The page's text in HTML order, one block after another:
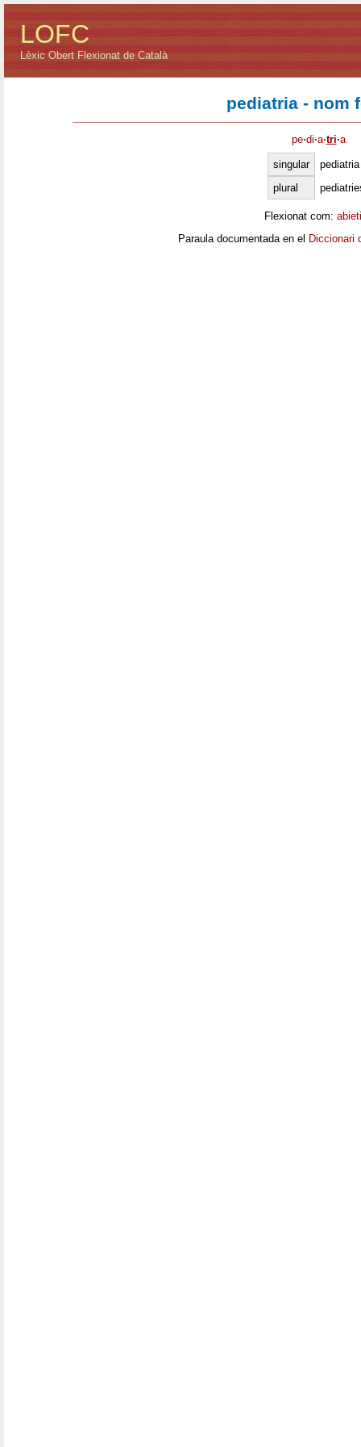
LOFC
Lèxic Obert Flexionat de Català
pediatria - nom
pe·di·a·tri·a
singular
pediatria
plural
Flexionat com:
Paraula documentada en el Diccionari